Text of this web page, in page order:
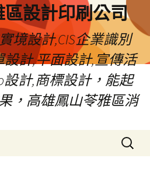
設計印刷公司
境設計,CIS企業識別
設計,平面設計,宣傳活
設計,商標設計，能起
，高雄鳳山苓雅區消
搜
尋